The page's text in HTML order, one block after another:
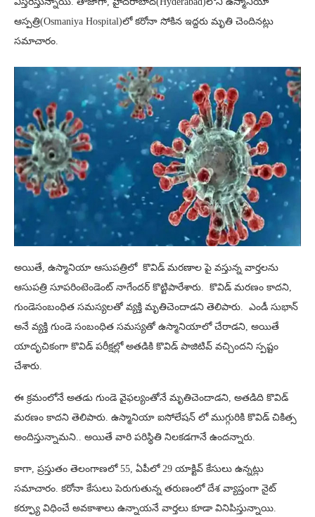
ఆస్పత్రి(Osmaniya Hospital)లో కరోనా సోకిన ఇద్దరు మృతి చెందినట్లు
సమాచారం.
అయితే, ఉస్మానియా ఆసుపత్రిలో కొవిడ్ మరణాల పై వస్తున్న వార్తలను
ఆసుపత్రి సూపరింటెండెంట్ నాగేందర్ కొట్టిపారేశారు. కొవిడ్ మరణం కాదని,
గుండెసంబంధిత సమస్యలతో వ్యక్తి మృతిచెందాడని తెలిపారు. ఎండీ సుభాన్
అనే వ్యక్తి గుండె సంబంధిత సమస్యతో ఉస్మానియాలో చేరాడని, అయితే
యాదృచికంగా కొవిడ్ పరీక్షల్లో అతడికి కొవిడ్ పాజిటివ్ వచ్చిందని స్పష్టం
చేశారు.
ఈ క్రమంలోనే అతడు గుండె వైఫల్యంతోనే మృతిచెందాడని, అతడిది కొవిడ్
మరణం కాదని తెలిపారు. ఉస్మానియా ఐసోలేషన్ లో ముగ్గురికి కొవిడ్ చికిత్స
అందిస్తున్నామని.. అయితే వారి పరిస్థితి నిలకడగానే ఉందన్నారు.
కాగా, ప్రస్తుతం తెలంగాణలో 55, ఏపీలో 29 యాక్టివ్ కేసులు ఉన్నట్లు
సమాచారం. కరోనా కేసులు పెరుగుతున్న తరుణంలో దేశ వ్యాప్తంగా నైట్
కర్ఫ్యూ విధించే అవకాశాలు ఉన్నాయనే వార్తలు కూడా వినిపిస్తున్నాయి.